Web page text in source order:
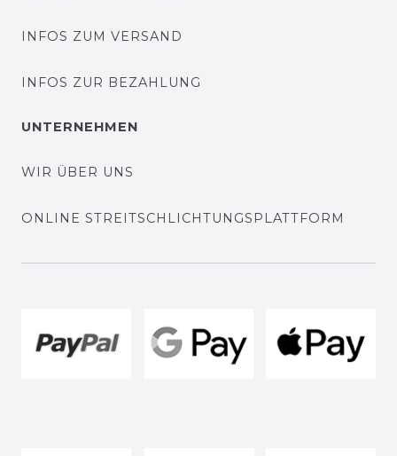
INFOS ZUM VERSAND
INFOS ZUR BEZAHLUNG
UNTERNEHMEN
WIR ÜBER UNS
ONLINE STREITSCHLICHTUNGSPLATTFORM